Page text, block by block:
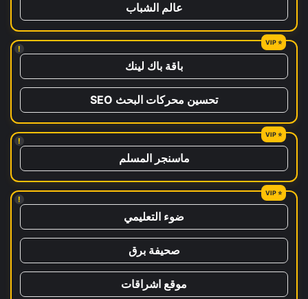
عالم الشباب
!
باقة باك لينك
تحسين محركات البحث SEO
!
ماسنجر المسلم
!
ضوء التعليمي
صحيفة برق
موقع اشراقات